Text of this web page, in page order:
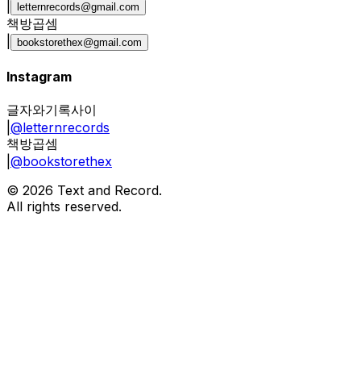
letternrecords@gmail.com
책방곱셈
bookstorethex@gmail.com
Instagram
글자와기록사이
@letternrecords
책방곱셈
@bookstorethex
© 2026 Text and Record.
All rights reserved.